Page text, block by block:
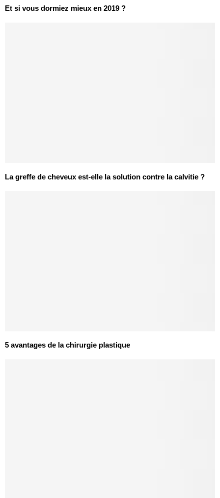
Et si vous dormiez mieux en 2019 ?
La greffe de cheveux est-elle la solution contre la calvitie ?
5 avantages de la chirurgie plastique